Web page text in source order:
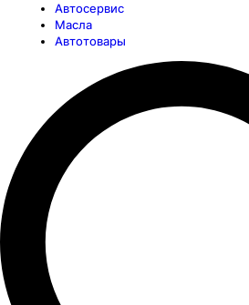
Автосервис
Масла
Автотовары